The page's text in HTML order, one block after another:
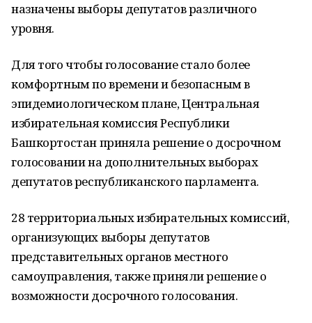
назначены выборы депутатов различного
уровня.
Для того чтобы голосование стало более
комфортным по времени и безопасным в
эпидемиологическом плане, Центральная
избирательная комиссия Республики
Башкортостан приняла решение о досрочном
голосовании на дополнительных выборах
депутатов республиканского парламента.
28 территориальных избирательных комиссий,
организующих выборы депутатов
представительных органов местного
самоуправления, также приняли решение о
возможности досрочного голосования.